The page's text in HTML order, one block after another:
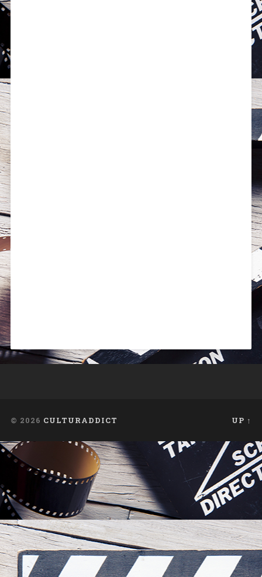
© 2026 CULTURADDICT UP ↑